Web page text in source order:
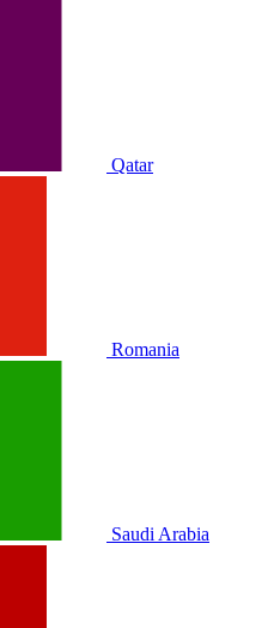
Qatar
Romania
Saudi Arabia